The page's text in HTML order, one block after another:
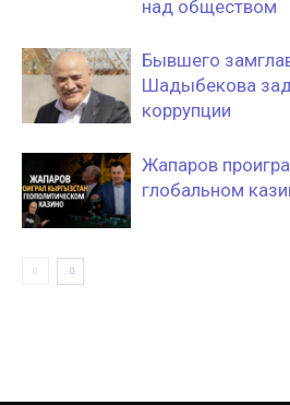
над обществом
Бывшего
Шадыбекова
коррупции
Жапаров
глобальном